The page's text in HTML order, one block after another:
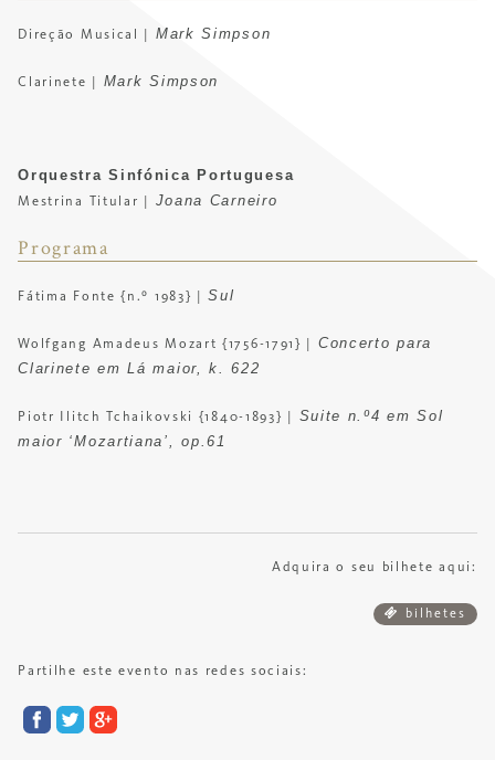
Direção Musical | Mark Simpson
Clarinete | Mark Simpson
Orquestra Sinfónica Portuguesa
Mestrina Titular | Joana Carneiro
Programa
Fátima Fonte {n.º 1983} |Sul
Wolfgang Amadeus Mozart {1756-1791} | Concerto para
Clarinete em Lá maior, k. 622
Piotr Ilitch Tchaikovski {1840-1893} | Suite n.º4 em Sol
maior ‘Mozartiana’, op.61
Adquira o seu bilhete aqui:
bilhetes
Partilhe este evento nas redes sociais: